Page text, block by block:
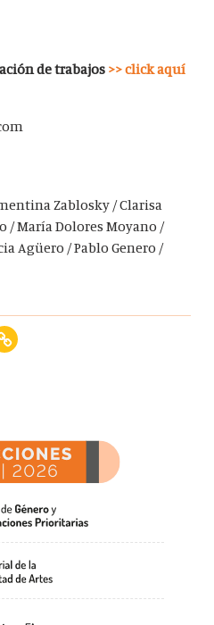
de trabajos >> click aquí
Zablosky / Clarisa
/ María Dolores Moyano /
Agüero / Pablo Genero /